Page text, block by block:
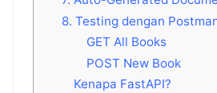
8. Testing dengan
GET All Books
POST New Book
Kenapa FastAPI?